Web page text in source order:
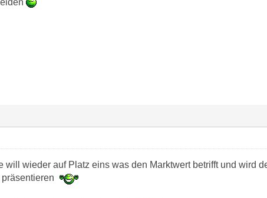
will wieder auf Platz eins was den Marktwert betrifft und wird